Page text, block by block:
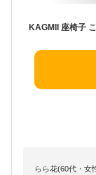
らら花(60代・女